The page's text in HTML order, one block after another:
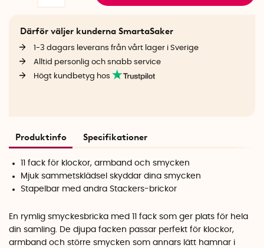
Därför väljer kunderna SmartaSaker
1-3 dagars leverans från vårt lager i Sverige
Alltid personlig och snabb service
Högt kundbetyg hos
Produktinfo Specifikationer
11 fack för klockor, armband och smycken
Mjuk sammetsklädsel skyddar dina smycken
Stapelbar med andra Stackers-brickor
En rymlig smyckesbricka med 11 fack som ger plats för hela
din samling. De djupa facken passar perfekt för klockor,
armband och större smycken som annars lätt hamnar i